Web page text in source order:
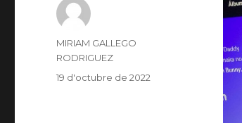
Author
MIRIAM GALLEGO
RODRIGUEZ
Posted
19 d'octubre de 2022